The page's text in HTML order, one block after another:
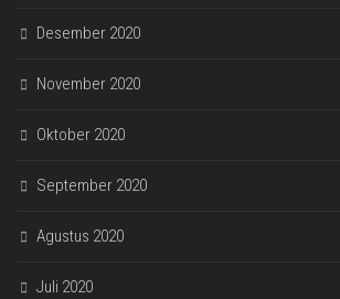
Desember 2020
November 2020
Oktober 2020
September 2020
Agustus 2020
Juli 2020